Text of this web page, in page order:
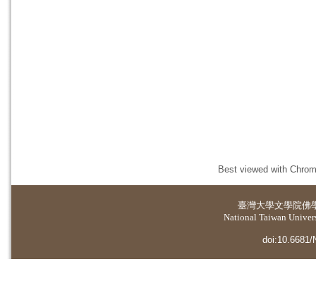
Best viewed with
臺灣大學文學院佛
National Taiwan
doi:10.6681/